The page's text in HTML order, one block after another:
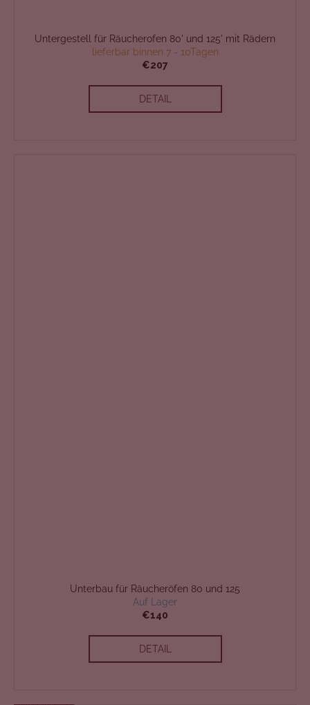
Untergestell für Räucherofen 80' und 125' mit Rädern
lieferbar binnen 7 - 10Tagen
€207
DETAIL
Unterbau für Räucheröfen 80 und 125
Auf Lager
€140
DETAIL